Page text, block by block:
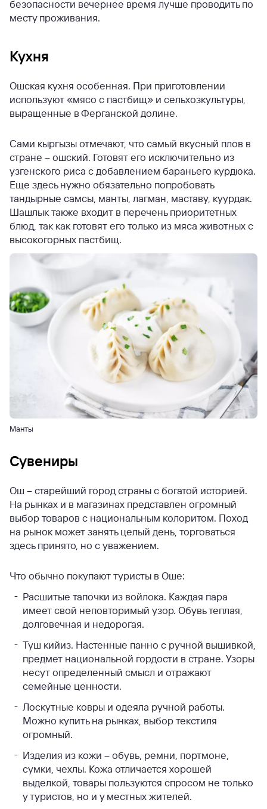
безопасности вечернее время лучше проводить по
месту проживания.
Кухня
Ошская кухня особенная. При приготовлении
используют «мясо с пастбищ» и сельхозкультуры,
выращенные в Ферганской долине.
Сами кыргызы отмечают, что самый вкусный плов в
стране – ошский. Готовят его исключительно из
узгенского риса с добавлением бараньего курдюка.
Еще здесь нужно обязательно попробовать
тандырные самсы, манты, лагман, маставу, куурдак.
Шашлык также входит в перечень приоритетных
блюд, так как готовят его только из мяса животных с
высокогорных пастбищ.
Манты
Сувениры
Ош – старейший город страны с богатой историей.
На рынках и в магазинах представлен огромный
выбор товаров с национальным колоритом. Поход
на рынок может занять целый день, торговаться
здесь принято, но с уважением.
Что обычно покупают туристы в Оше:
Расшитые тапочки из войлока. Каждая пара
имеет свой неповторимый узор. Обувь теплая,
долговечная и недорогая.
Туш кийиз. Настенные панно с ручной вышивкой,
предмет национальной гордости в стране. Узоры
несут определенный смысл и отражают
семейные ценности.
Лоскутные ковры и одеяла ручной работы.
Можно купить на рынках, выбор текстиля
огромный.
Изделия из кожи – обувь, ремни, портмоне,
сумки, чехлы. Кожа отличается хорошей
выделкой, товары пользуются спросом не только
у туристов, но и у местных жителей.